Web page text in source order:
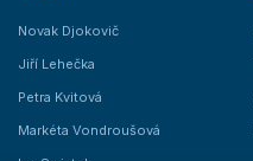
Novak Djokovič
Jiří Lehečka
Petra Kvitová
Markéta Vondroušová